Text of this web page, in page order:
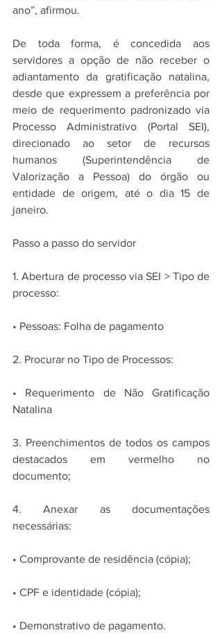
ano”, afirmou.
De toda forma, é concedida aos
servidores a opção de não receber o
adiantamento da gratificação natalina,
desde que expressem a preferência por
meio de requerimento padronizado via
Processo Administrativo (Portal SEI),
direcionado ao setor de recursos
humanos (Superintendência de
Valorização a Pessoa) do órgão ou
entidade de origem, até o dia 15 de
janeiro.
Passo a passo do servidor
1. Abertura de processo via SEI > Tipo de
processo:
• Pessoas: Folha de pagamento
2. Procurar no Tipo de Processos:
• Requerimento de Não Gratificação
Natalina
3. Preenchimentos de todos os campos
destacados em vermelho no
documento;
4. Anexar as documentações
necessárias:
• Comprovante de residência (cópia);
• CPF e identidade (cópia);
• Demonstrativo de pagamento.